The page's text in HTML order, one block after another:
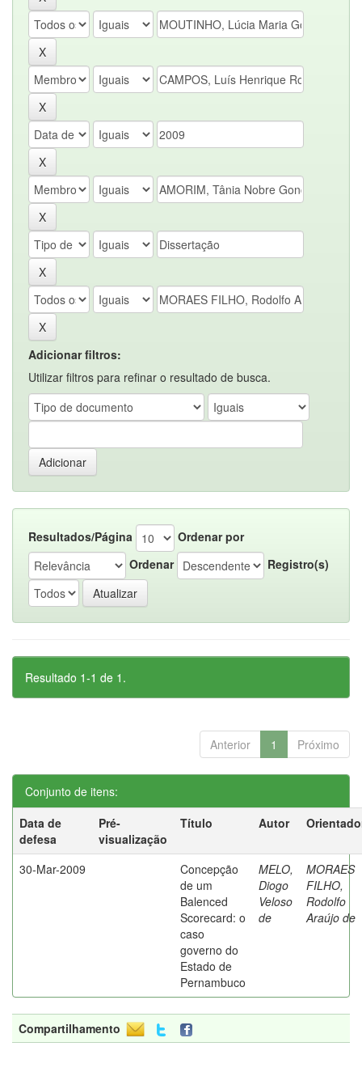
Adicionar filtros:
Utilizar filtros para refinar o resultado de busca.
Resultados/Página
Ordenar por
Ordenar
Registro(s)
Resultado 1-1 de 1.
Anterior 1 Próximo
Conjunto de itens:
Data de
defesa
Pré-
visualização
Título Autor
30-Mar-2009
Concepção
de um
Balenced
Scorecard: o
caso
governo do
Estado de
Pernambuco
MELO,
Diogo
Veloso
de
MORAES
FILHO,
Rodolfo
Araújo de
Compartilhamento